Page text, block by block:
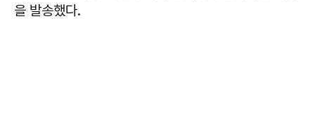
을 발송했다.